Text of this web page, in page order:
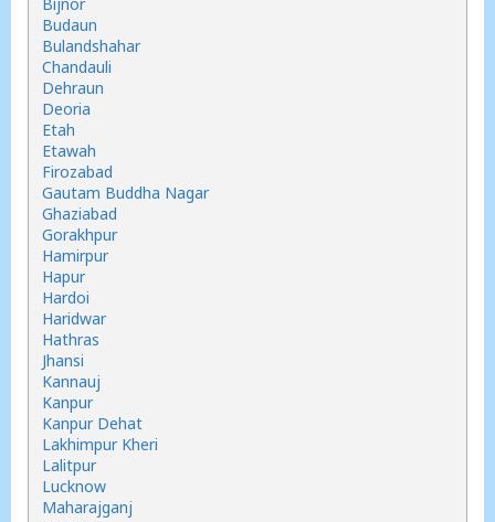
Budaun
Bulandshahar
Chandauli
Dehraun
Deoria
Etah
Etawah
Firozabad
Gautam Buddha Nagar
Ghaziabad
Gorakhpur
Hamirpur
Hapur
Hardoi
Haridwar
Hathras
Jhansi
Kannauj
Kanpur
Kanpur Dehat
Lakhimpur Kheri
Lalitpur
Lucknow
Maharajganj